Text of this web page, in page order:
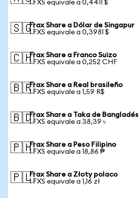
1 FXS equivale a 0,4411 $
🇸🇬Frax Share a Dólar de Singapur
1 FXS equivale a 0,3981 $
🇨🇭Frax Share a Franco Suizo
1 FXS equivale a 0,252 CHF
🇧🇷Frax Share a Real brasileño
1 FXS equivale a 1,59 R$
🇧🇩Frax Share a Taka de Bangladés
1 FXS equivale a 38,39 ৳
🇵🇭Frax Share a Peso Filipino
1 FXS equivale a 18,86 ₱
🇵🇱Frax Share a Złoty polaco
1 FXS equivale a 1,16 zł